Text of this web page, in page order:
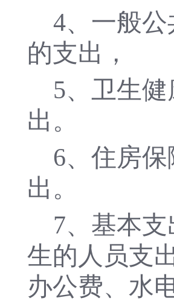
4、一般
的支出，
5、卫生
出。
6、住房
出。
7、基本
生的人员支
办公费、水